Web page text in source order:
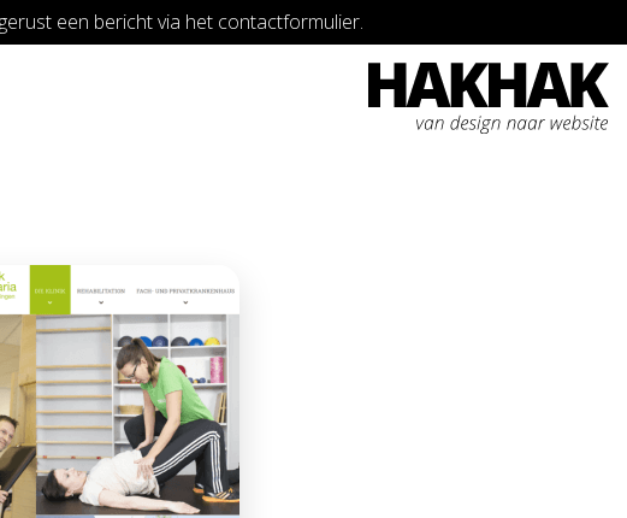
een bericht via het contactformulier.